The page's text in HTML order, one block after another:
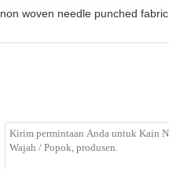
non woven needle punched fabric